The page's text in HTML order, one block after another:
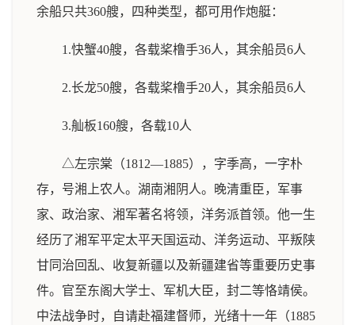
余船只共360艘，四种类型，都可用作炮艇：
1.快蟹40艘，各载桨橹手36人，其余船员6人
2.长龙50艘，各载桨橹手20人，其余船员6人
3.舢板160艘，各载10人
△左宗棠（1812—1885），字季高，一字朴
存，号湘上农人。湖南湘阴人。晚清重臣，军事
家、政治家、湘军著名将领，洋务派首领。他一生
经历了湘军平定太平天国运动、洋务运动、平叛陕
甘同治回乱、收复新疆以及新疆建省等重要历史事
件。官至东阁大学士、军机大臣，封二等恪靖侯。
中法战争时，自请赴福建督师，光绪十一年（1885